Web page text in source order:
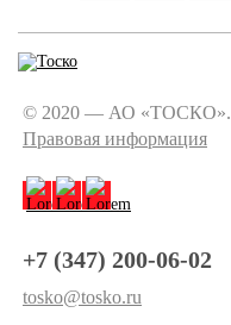
© 2020 — АО «ТОСКО».
Правовая информация
+7 (347) 200-06-02
tosko@tosko.ru